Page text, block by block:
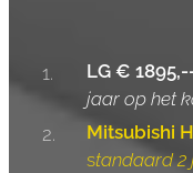
LG €
jaar op het
Mitsubishi
standaard 2